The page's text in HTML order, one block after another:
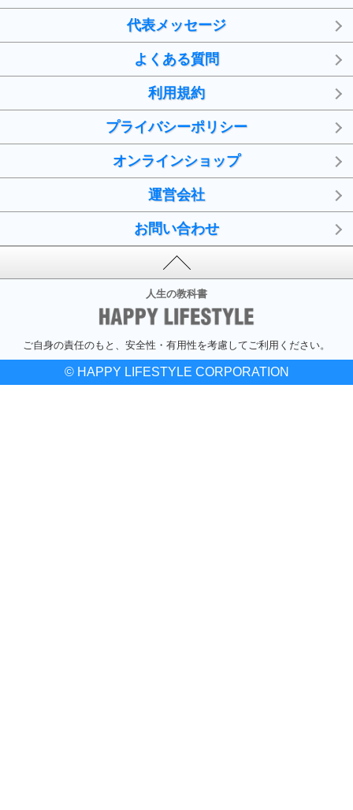
代表メッセージ
よくある質問
利用規約
プライバシーポリシー
オンラインショップ
運営会社
お問い合わせ
人生の教科書
ご自身の責任のもと、安全性・有用性を考慮してご利用ください。
© HAPPY LIFESTYLE CORPORATION